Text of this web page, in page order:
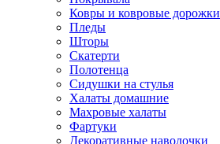
Ковры и ковровые дорожки
Пледы
Шторы
Скатерти
Полотенца
Сидушки на стулья
Халаты домашние
Махровые халаты
Фартуки
Декоративные наволочки